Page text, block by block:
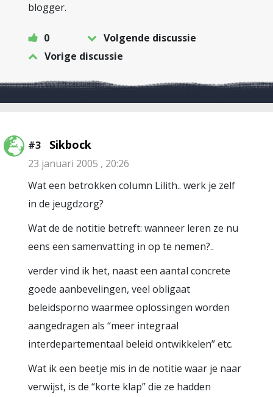
blogger.
0
Volgende discussie
Vorige discussie
#3 Sikbock
23 januari 2005 , 20:26
Wat een betrokken column Lilith.. werk je zelf
in de jeugdzorg?
Wat de de notitie betreft: wanneer leren ze nu
eens een samenvatting in op te nemen?..
verder vind ik het, naast een aantal concrete
goede aanbevelingen, veel obligaat
beleidsporno waarmee oplossingen worden
aangedragen als “meer integraal
interdepartementaal beleid ontwikkelen” etc.
Wat ik een beetje mis in de notitie waar je naar
verwijst, is de “korte klap” die ze hadden